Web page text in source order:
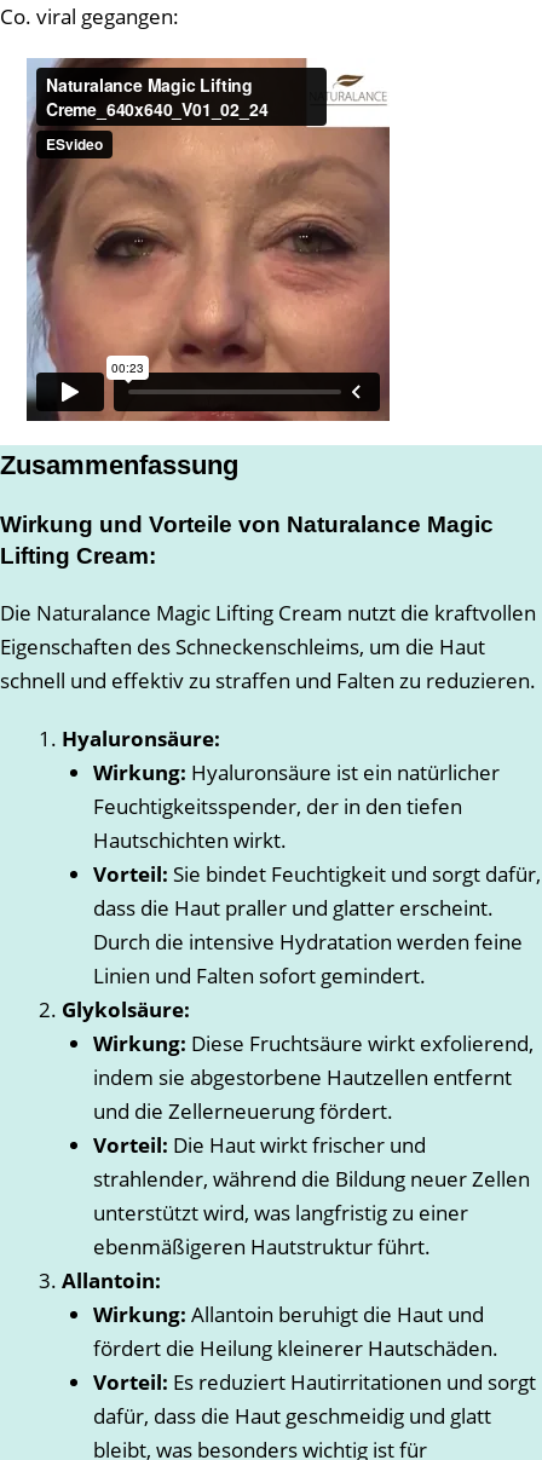
Co. viral gegangen:
Zusammenfassung
Wirkung und Vorteile von Naturalance Magic
Lifting Cream:
Die Naturalance Magic Lifting Cream nutzt die kraftvollen
Eigenschaften des Schneckenschleims, um die Haut
schnell und effektiv zu straffen und Falten zu reduzieren.
Hyaluronsäure:
Wirkung: Hyaluronsäure ist ein natürlicher
Feuchtigkeitsspender, der in den tiefen
Hautschichten wirkt.
Vorteil: Sie bindet Feuchtigkeit und sorgt dafür,
dass die Haut praller und glatter erscheint.
Durch die intensive Hydratation werden feine
Linien und Falten sofort gemindert.
Glykolsäure:
Wirkung: Diese Fruchtsäure wirkt exfolierend,
indem sie abgestorbene Hautzellen entfernt
und die Zellerneuerung fördert.
Vorteil: Die Haut wirkt frischer und
strahlender, während die Bildung neuer Zellen
unterstützt wird, was langfristig zu einer
ebenmäßigeren Hautstruktur führt.
Allantoin:
Wirkung: Allantoin beruhigt die Haut und
fördert die Heilung kleinerer Hautschäden.
Vorteil: Es reduziert Hautirritationen und sorgt
dafür, dass die Haut geschmeidig und glatt
bleibt, was besonders wichtig ist für